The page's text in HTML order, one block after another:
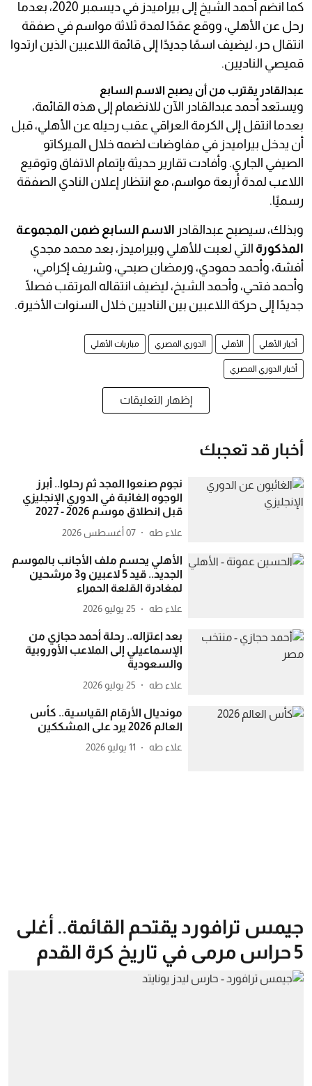
كما انضم أحمد الشيخ إلى بيراميدز في ديسمبر 2020، بعدما
رحل عن الأهلي، ووقع عقدًا لمدة ثلاثة مواسم في صفقة
انتقال حر، ليضيف اسمًا جديدًا إلى قائمة اللاعبين الذين ارتدوا
قميصي الناديين.
عبدالقادر يقترب من أن يصبح الاسم السابع
ويستعد أحمد عبدالقادر الآن للانضمام إلى هذه القائمة،
بعدما انتقل إلى الكرمة العراقي عقب رحيله عن الأهلي، قبل
أن يدخل بيراميدز في مفاوضات لضمه خلال الميركاتو
الصيفي الجاري. وأفادت تقارير حديثة بإتمام الاتفاق وتوقيع
اللاعب لمدة أربعة مواسم، مع انتظار إعلان النادي الصفقة
رسميًا.
وبذلك، سيصبح عبدالقادر الاسم السابع ضمن المجموعة
المذكورة التي لعبت للأهلي وبيراميدز، بعد محمد مجدي
أفشة، وأحمد حمودي، ورمضان صبحي، وشريف إكرامي،
وأحمد فتحي، وأحمد الشيخ، ليضيف انتقاله المرتقب فصلًا
جديدًا إلى حركة اللاعبين بين الناديين خلال السنوات الأخيرة.
أخبار الأهلي الأهلي الدوري المصري مباريات الأهلي
أخبار الدوري المصري
إظهار التعليقات
أخبار قد تعجبك
نجوم صنعوا المجد ثم رحلوا.. أبرز
الوجوه الغائبة في الدوري الإنجليزي
قبل انطلاق موسم 2026 - 2027
علاء طه 07 أغسطس 2026
الأهلي يحسم ملف الأجانب بالموسم
الجديد.. قيد 5 لاعبين و3 مرشحين
لمغادرة القلعة الحمراء
علاء طه 25 يوليو 2026
بعد اعتزاله.. رحلة أحمد حجازي من
الإسماعيلي إلى الملاعب الأوروبية
والسعودية
علاء طه 25 يوليو 2026
مونديال الأرقام القياسية.. كأس
العالم 2026 يرد على المشككين
علاء طه 11 يوليو 2026
جيمس ترافورد يقتحم القائمة.. أغلى
5 حراس مرمى في تاريخ كرة القدم